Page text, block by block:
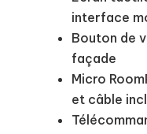
interface
Bouton de
façade
Micro
et câble